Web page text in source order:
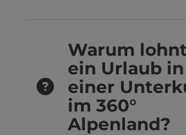
Warum
ein Urlaub in
einer
im 360°
Alpenland?